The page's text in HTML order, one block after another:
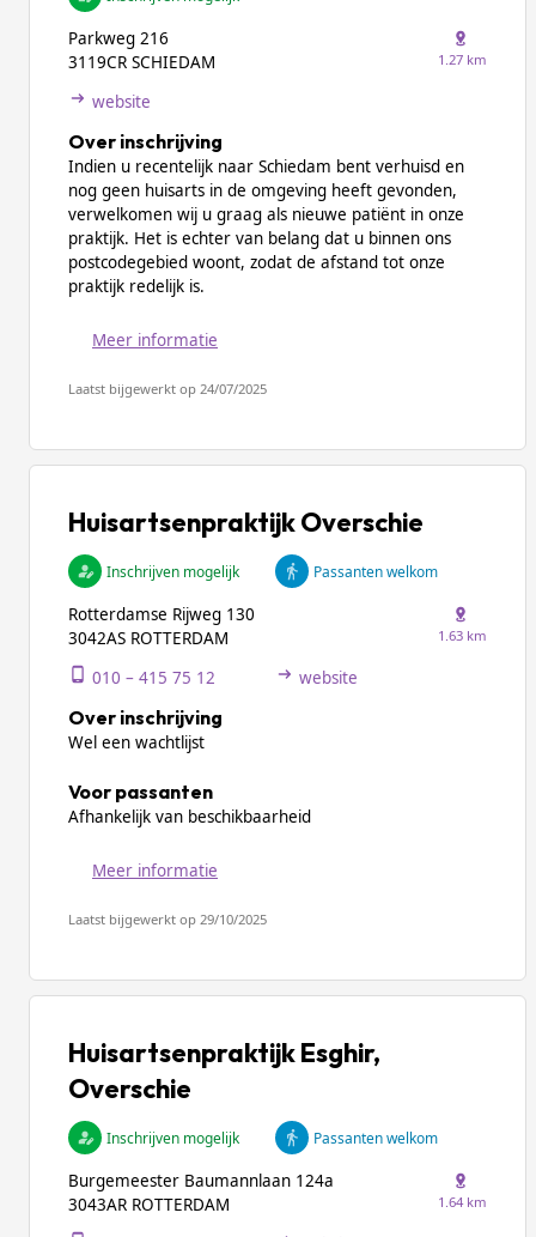
Parkweg 216
3119CR SCHIEDAM
1.27 km
website
Over inschrijving
Indien u recentelijk naar Schiedam bent verhuisd en
nog geen huisarts in de omgeving heeft gevonden,
verwelkomen wij u graag als nieuwe patiënt in onze
praktijk. Het is echter van belang dat u binnen ons
postcodegebied woont, zodat de afstand tot onze
praktijk redelijk is.
Meer informatie
Laatst bijgewerkt op 24/07/2025
Huisartsenpraktijk Overschie
Inschrijven mogelijk Passanten welkom
Rotterdamse Rijweg 130
3042AS ROTTERDAM
1.63 km
010 – 415 75 12 website
Over inschrijving
Wel een wachtlijst
Voor passanten
Afhankelijk van beschikbaarheid
Meer informatie
Laatst bijgewerkt op 29/10/2025
Huisartsenpraktijk Esghir,
Overschie
Inschrijven mogelijk Passanten welkom
Burgemeester Baumannlaan 124a
3043AR ROTTERDAM
1.64 km